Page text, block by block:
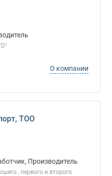
О компании
ТОО
Производитель
, первого и второго